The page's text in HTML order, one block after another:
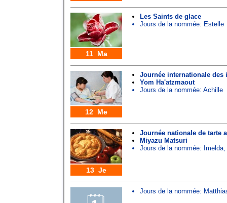
11 Ma
Les Saints de glace
Jours de la nommée: Estelle
12 Me
Journée internationale des
Yom Ha'atzmaout
Jours de la nommée: Achille
13 Je
Journée nationale de tarte
Miyazu Matsuri
Jours de la nommée: Imelda
Jours de la nommée: